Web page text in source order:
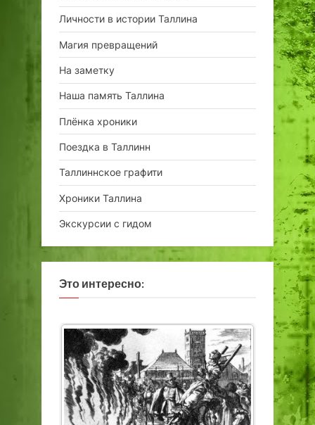
Личности в истории Таллина
Магия превращений
На заметку
Наша память Таллина
Плёнка хроники
Поездка в Таллинн
Таллиннское графити
Хроники Таллина
Экскурсии с гидом
Это интересно: